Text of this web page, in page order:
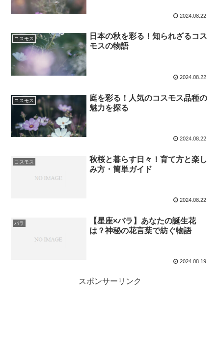
2024.08.22
コスモス
日本の秋を彩る！知られざるコス
モスの物語
2024.08.22
コスモス
庭を彩る！人気のコスモス品種の
魅力を探る
2024.08.22
コスモス
秋桜と暮らす日々！育て方と楽し
み方・簡単ガイド
2024.08.22
バラ
【星座×バラ】あなたの誕生花
は？神秘の花言葉で紡ぐ物語
2024.08.19
スポンサーリンク